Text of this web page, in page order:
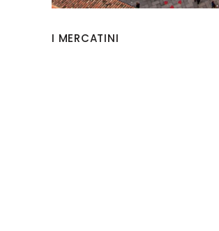
I MERCATINI